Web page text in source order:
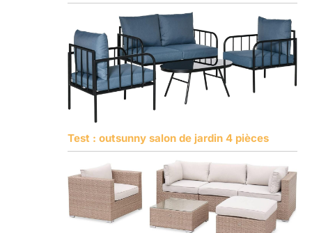
Test : outsunny salon de jardin 4 pièces